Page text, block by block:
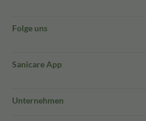
Folge uns
Sanicare App
Unternehmen